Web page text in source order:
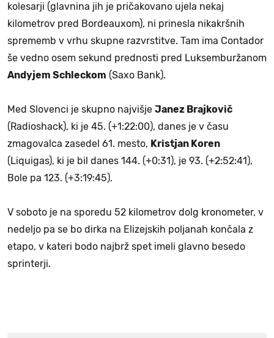
kolesarji (glavnina jih je pričakovano ujela nekaj
kilometrov pred Bordeauxom), ni prinesla nikakršnih
sprememb v vrhu skupne razvrstitve. Tam ima Contador
še vedno osem sekund prednosti pred Luksemburžanom
Andyjem Schleckom (Saxo Bank).
Med Slovenci je skupno najvišje Janez Brajkovič
(Radioshack), ki je 45. (+1:22:00), danes je v času
zmagovalca zasedel 61. mesto, Kristjan Koren
(Liquigas), ki je bil danes 144. (+0:31), je 93. (+2:52:41),
Bole pa 123. (+3:19:45).
V soboto je na sporedu 52 kilometrov dolg kronometer, v
nedeljo pa se bo dirka na Elizejskih poljanah končala z
etapo, v kateri bodo najbrž spet imeli glavno besedo
sprinterji.